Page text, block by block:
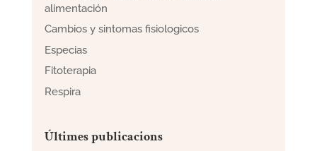
alimentación
Cambios y sintomas fisiologicos
Especias
Fitoterapia
Respira
Últimes publicacions